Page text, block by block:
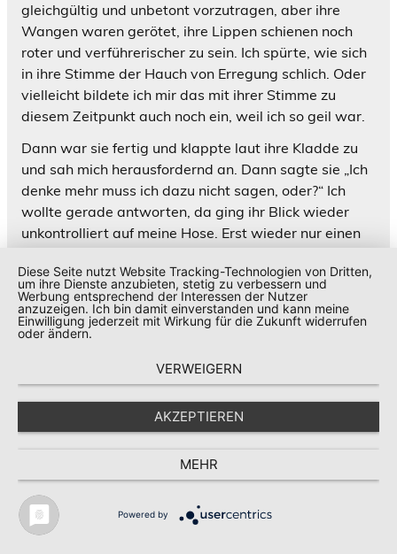
gleichgültig und unbetont vorzutragen, aber ihre
Wangen waren gerötet, ihre Lippen schienen noch
roter und verführerischer zu sein. Ich spürte, wie sich
in ihre Stimme der Hauch von Erregung schlich. Oder
vielleicht bildete ich mir das mit ihrer Stimme zu
diesem Zeitpunkt auch noch ein, weil ich so geil war.
Dann war sie fertig und klappte laut ihre Kladde zu
und sah mich herausfordernd an. Dann sagte sie „Ich
denke mehr muss ich dazu nicht sagen, oder?“ Ich
wollte gerade antworten, da ging ihr Blick wieder
unkontrolliert auf meine Hose. Erst wieder nur einen
in ihrem Blick. Ja, genau du siehst richtig, eben war er
nur halbsteif, aber jetzt so gut wie voll steif und mir
platzt fast die Hose!
es macht gar keinen Sinn in diese Richtung zu
schauen. Das bemerkte sie dann auch und versuchte
wieder auf Ihre Unterlagen zu schauen, aber sie hatte
sich nicht mehr unter Kontrolle. Sofort ging wieder der
Blick für einen Sekundenbruchteil auf meine Hose. Ihre
Hände spielten nervös mit dem Kugelschreiber. Ich
wusste genau, sie hatte nur etwas unglaublich geiles,
großes in meiner Hose erhaschen können, aber es
nicht genau sehen können. Dazu reichte die Dauer
Diese Seite nutzt Website Tracking-Technologien von Dritten,
um ihre Dienste anzubieten, stetig zu verbessern und
Werbung entsprechend der Interessen der Nutzer
anzuzeigen. Ich bin damit einverstanden und kann meine
Einwilligung jederzeit mit Wirkung für die Zukunft widerrufen
oder ändern.
VERWEIGERN
AKZEPTIEREN
MEHR
Powered by